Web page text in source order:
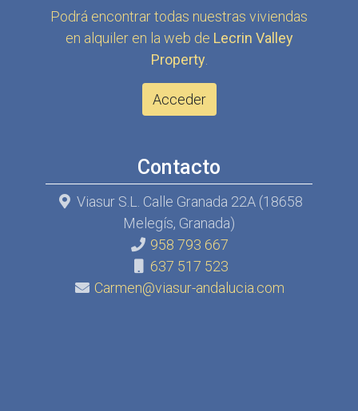
Podrá encontrar todas nuestras viviendas
en alquiler en la web de Lecrin Valley
Property
Acceder
Contacto
Viasur S.L. Calle Granada 22A (18658
Melegís, Granada)
958 793 667
637 517 523
Carmen@viasur-andalucia.com